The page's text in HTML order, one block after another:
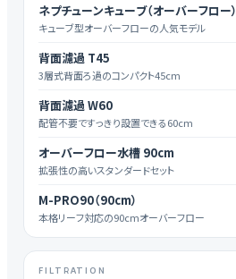
ネプチューンキューブ（オーバーフロー）
キューブ型オーバーフローの人気モデル
背面濾過 T45
3層式背面ろ過のコンパクト45cm
背面濾過 W60
配管不要ですっきり設置できる60cm
オーバーフロー水槽 90cm
拡張性の高いスタンダードセット
M-PRO90（90cm）
本格リーフ対応の90cmオーバーフロー
FILTRATION